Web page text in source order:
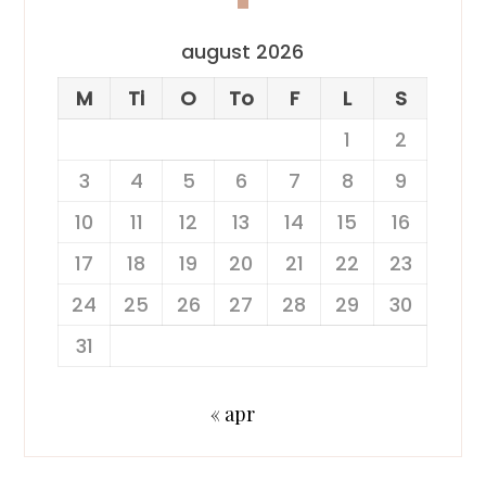
august 2026
M
Ti O To F L
S
1
2
3
4 5 6 7 8
9
10
11 12 13 14 15
16
17
18 19 20 21 22
23
24
25 26 27 28 29
30
31
« apr